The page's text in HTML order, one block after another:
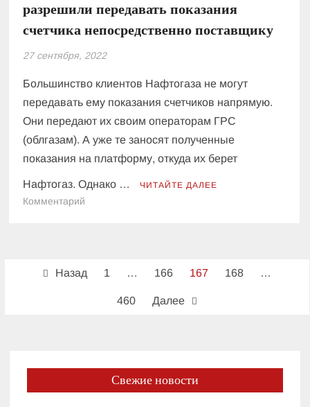
разрешили передавать показания
счетчика непосредственно поставщику
27 сентября, 2022
Большинство клиентов Нафтогаза не могут
передавать ему показания счетчиков напрямую.
Они передают их своим операторам ГРС
(облгазам). А уже те заносят полученные
показания на платформу, откуда их берет
Нафтогаз. Однако … ЧИТАЙТЕ ДАЛЕЕ
Комментарий
передавать
показания
Пагинация
Назад 1 … 166 167 168 …
460 Далее
Свежие новости